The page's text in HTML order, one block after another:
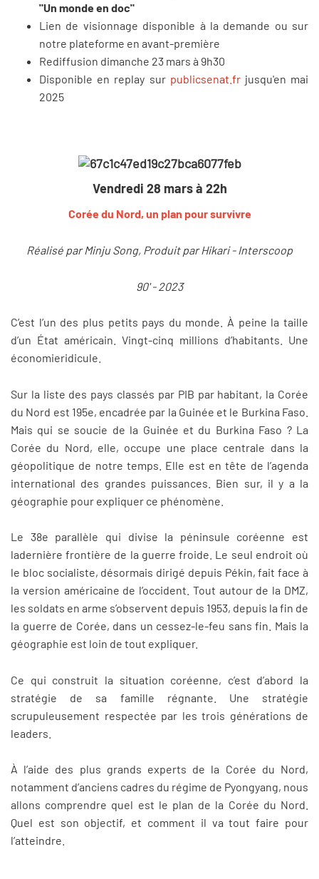
"Un monde en doc"
Lien de visionnage disponible à la demande ou sur
notre plateforme en avant-première
Rediffusion dimanche 23 mars à 9h30
Disponible en replay sur publicsenat.frjusqu'en mai
2025
Vendredi 28 mars à 22h
Corée du Nord, un plan pour survivre
Réalisé par ​Minju Song​, Produit par ​Hikari - Interscoop
90' - 2023
​​C’est l’un des plus petits pays du monde. À peine la taille
d’un État américain. Vingt-cinq millions d’habitants. Une
économieridicule.
Sur la liste des pays classés par PIB par habitant, la Corée
du Nord est 195e, encadrée par la Guinée et le Burkina Faso.
Mais qui se soucie de la Guinée et du Burkina Faso ? La
Corée du Nord, elle, occupe une place centrale dans la
géopolitique de notre temps. Elle est en tête de l’agenda
international des grandes puissances. Bien sur, il y a la
géographie pour expliquer ce phénomène.
Le 38e parallèle qui divise la péninsule coréenne est
ladernière frontière de la guerre froide. Le seul endroit où
le bloc socialiste, désormais dirigé depuis Pékin, fait face à
la version américaine de l’occident. Tout autour de la DMZ,
les soldats en arme s’observent depuis 1953, depuis la fin de
la guerre de Corée, dans un cessez-le-feu sans fin. Mais la
géographie est loin de tout expliquer.
Ce qui construit la situation coréenne, c’est d’abord la
stratégie de sa famille régnante. Une stratégie
scrupuleusement respectée par les trois générations de
leaders.
À l’aide des plus grands experts de la Corée du Nord,
notamment d’anciens cadres du régime de Pyongyang, nous
allons comprendre quel est le plan de la Corée du Nord.
Quel est son objectif, et comment il va tout faire pour
l’atteindre. ​